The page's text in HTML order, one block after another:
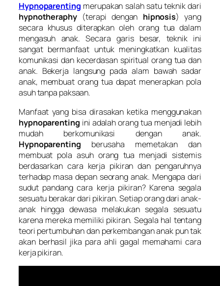
Hypnoparenting merupakan salah satu teknik dari
hypnotheraphy(terapi dengan hipnosis) yang
secara khusus diterapkan oleh orang tua dalam
mengasuh anak. Secara garis besar, teknik ini
sangat bermanfaat untuk meningkatkan kualitas
komunikasi dan kecerdasan spiritual orang tua dan
anak. Bekerja langsung pada alam bawah sadar
anak, membuat orang tua dapat menerapkan pola
asuh tanpa paksaan.
Manfaat yang bisa dirasakan ketika menggunakan
hypnoparenting ini adalah orang tua menjadi lebih
mudah berkomunikasi dengan anak.
Hypnoparenting berusaha memetakan dan
membuat pola asuh orang tua menjadi sistemis
berdasarkan cara kerja pikiran dan pengaruhnya
terhadap masa depan seorang anak. Mengapa dari
sudut pandang cara kerja pikiran? Karena segala
sesuatu berakar dari pikiran. Setiap orang dari anak-
anak hingga dewasa melakukan segala sesuatu
karena mereka memiliki pikiran. Segala hal tentang
teori pertumbuhan dan perkembangan anak pun tak
akan berhasil jika para ahli gagal memahami cara
kerja pikiran.